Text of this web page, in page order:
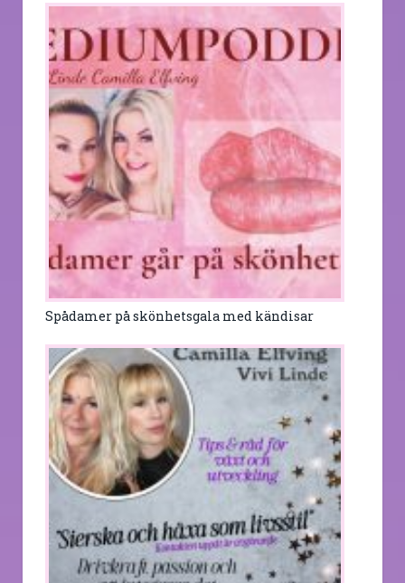
Spådamer på skönhetsgala med kändisar